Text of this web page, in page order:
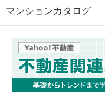
マンションカタログ